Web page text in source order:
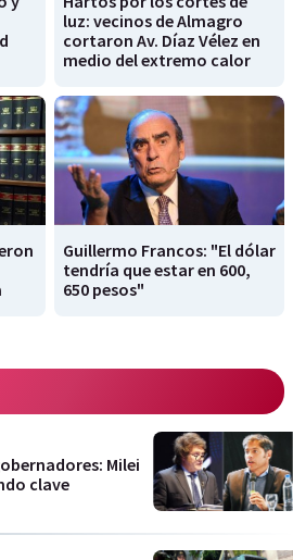
luz: vecinos de Almagro
cortaron Av. Díaz Vélez en
medio del extremo calor
Guillermo Francos: "El dólar
tendría que estar en 600,
650 pesos"
Milei
clave